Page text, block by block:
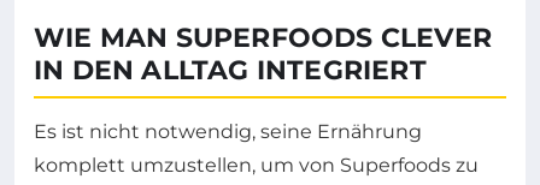
WIE MAN SUPERFOODS CLEVER
IN DEN ALLTAG INTEGRIERT
Es ist nicht notwendig, seine Ernährung
komplett umzustellen, um von Superfoods zu